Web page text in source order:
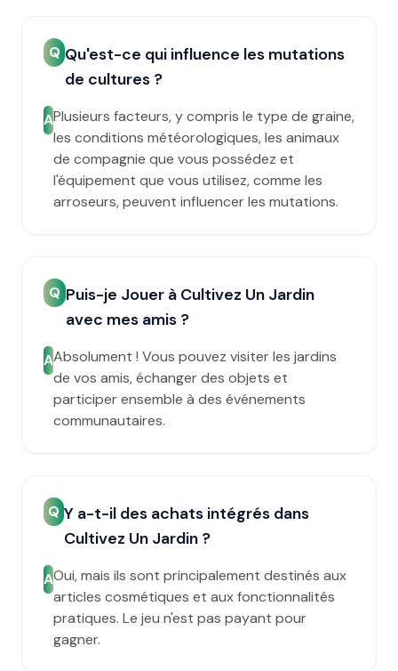
Q Qu'est-ce qui influence les mutations
de cultures ?
APlusieurs facteurs, y compris le type de graine,
les conditions météorologiques, les animaux
de compagnie que vous possédez et
l'équipement que vous utilisez, comme les
arroseurs, peuvent influencer les mutations.
Q Puis-je Jouer à Cultivez Un Jardin
avec mes amis ?
AAbsolument ! Vous pouvez visiter les jardins
de vos amis, échanger des objets et
participer ensemble à des événements
communautaires.
Q Y a-t-il des achats intégrés dans
Cultivez Un Jardin ?
AOui, mais ils sont principalement destinés aux
articles cosmétiques et aux fonctionnalités
pratiques. Le jeu n'est pas payant pour
gagner.